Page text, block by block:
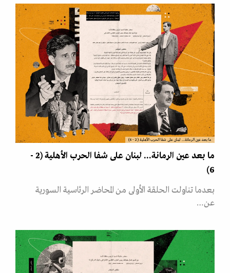
ما بعد عين الرمانة... لبنان على شفا الحرب الأهلية (2 - 6)
ما بعد عين الرمانة... لبنان على شفا الحرب الأهلية (2 -
6)
بعدما تناولت الحلقة الأولى من المحاضر الرئاسية السورية
عن…